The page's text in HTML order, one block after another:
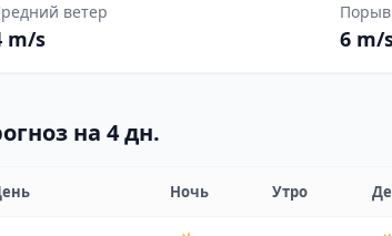
ветер
m/s 6 m/
на 4 дн.
Ночь Утро